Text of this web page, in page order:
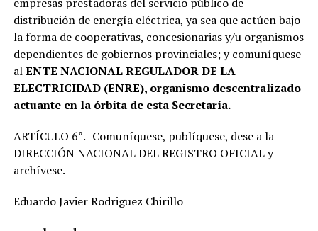
distribución de energía eléctrica, ya sea que actúen bajo
la forma de cooperativas, concesionarias y/u organismos
dependientes de gobiernos provinciales; y comuníquese
alENTE NACIONAL REGULADOR DE LA
ELECTRICIDAD (ENRE), organismo descentralizado
actuante en la órbita de esta Secretaría.
ARTÍCULO 6°.- Comuníquese, publíquese, dese a la
DIRECCIÓN NACIONAL DEL REGISTRO OFICIAL y
archívese.
Eduardo Javier Rodriguez Chirillo